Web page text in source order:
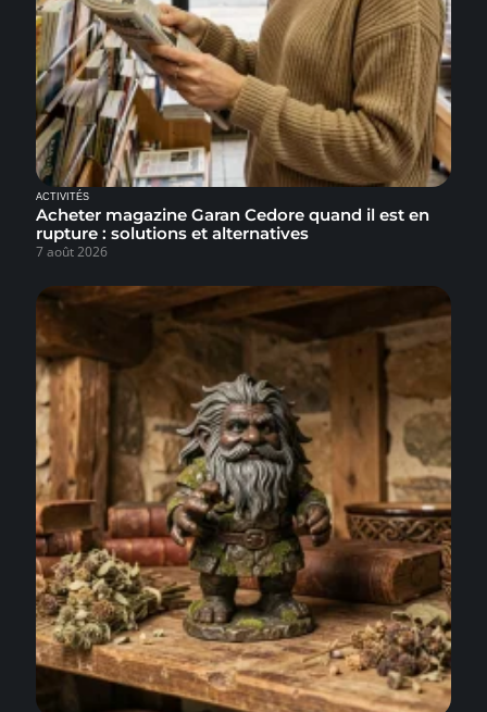
ACTIVITÉS
Acheter magazine Garan Cedore quand il est en
rupture : solutions et alternatives
7 août 2026